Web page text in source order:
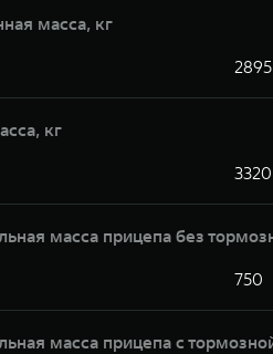
масса, кг
2895
кг
3320
масса прицепа без
750
масса прицепа с